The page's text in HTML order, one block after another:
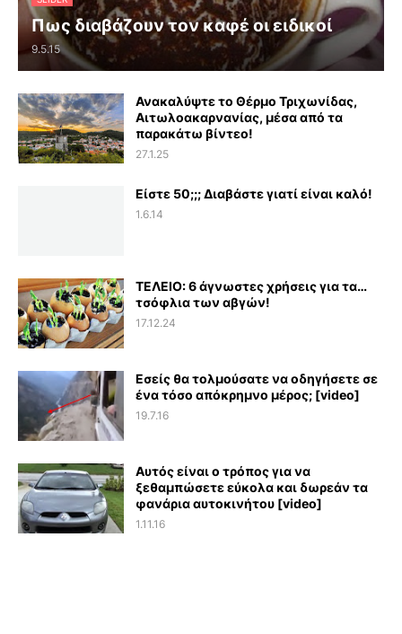
Πως διαβάζουν τον καφέ οι ειδικοί
9.5.15
Ανακαλύψτε το Θέρμο Τριχωνίδας,
Αιτωλοακαρνανίας, μέσα από τα
παρακάτω βίντεο!
27.1.25
Είστε 50;;; Διαβάστε γιατί είναι καλό!
1.6.14
ΤΕΛΕΙΟ: 6 άγνωστες χρήσεις για τα…
τσόφλια των αβγών!
17.12.24
Εσείς θα τολμούσατε να οδηγήσετε σε
ένα τόσο απόκρημνο μέρος; [video]
19.7.16
Αυτός είναι ο τρόπος για να
ξεθαμπώσετε εύκολα και δωρεάν τα
φανάρια αυτοκινήτου [video]
1.11.16